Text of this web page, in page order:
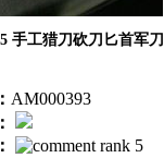
手工猎刀砍刀匕首军
AM000393